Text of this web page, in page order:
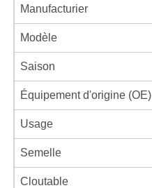
Manufacturier
Modèle
Saison
Équipement d'origine (OE)
Usage
Semelle
Cloutable